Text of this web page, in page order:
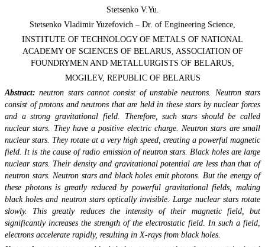
Stetsenko V.Yu.
Stetsenko Vladimir Yuzefovich – Dr. of Engineering Science,
INSTITUTE OF TECHNOLOGY OF METALS OF NATIONAL
ACADEMY OF SCIENCES OF BELARUS, ASSOCIATION OF
FOUNDRYMEN AND METALLURGISTS OF BELARUS,
MOGILEV, REPUBLIC OF BELARUS
Abstract: neutron stars cannot consist of unstable neutrons. Neutron stars
consist of protons and neutrons that are held in these stars by nuclear forces
and a strong gravitational field. Therefore, such stars should be called
nuclear stars. They have a positive electric charge. Neutron stars are small
nuclear stars. They rotate at a very high speed, creating a powerful magnetic
field. It is the cause of radio emission of neutron stars. Black holes are large
nuclear stars. Their density and gravitational potential are less than that of
neutron stars. Neutron stars and black holes emit photons. But the energy of
these photons is greatly reduced by powerful gravitational fields, making
black holes and neutron stars optically invisible. Large nuclear stars rotate
slowly. This greatly reduces the intensity of their magnetic field, but
significantly increases the strength of the electrostatic field. In such a field,
electrons accelerate rapidly, resulting in X-rays from black holes.